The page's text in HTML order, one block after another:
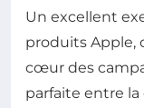
Un excellent
produits Apple,
cœur des
parfaite entre